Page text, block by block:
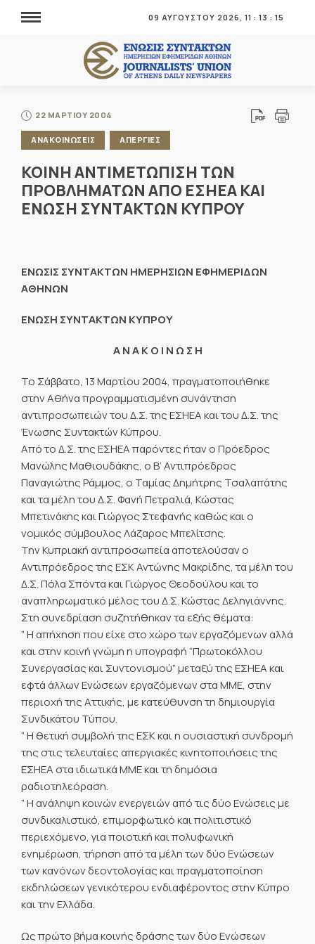
09 ΑΥΓΟΥΣΤΟΥ 2026, 11 : 13 : 15
22 ΜΑΡΤΙΟΥ 2004
ΑΝΑΚΟΙΝΩΣΕΙΣ ΑΠΕΡΓΙΕΣ
ΚΟΙΝΗ ΑΝΤΙΜΕΤΩΠΙΣΗ ΤΩΝ
ΠΡΟΒΛΗΜΑΤΩΝ ΑΠΟ ΕΣΗΕΑ ΚΑΙ
ΕΝΩΣΗ ΣΥΝΤΑΚΤΩΝ ΚΥΠΡΟΥ
ΕΝΩΣΙΣ ΣΥΝΤΑΚΤΩΝ ΗΜΕΡΗΣΙΩΝ ΕΦΗΜΕΡΙΔΩΝ
ΑΘΗΝΩΝ
ΕΝΩΣΗ ΣΥΝΤΑΚΤΩΝ ΚΥΠΡΟΥ
Α Ν Α Κ Ο Ι Ν Ω Σ Η
Το Σάββατο, 13 Μαρτίου 2004, πραγματοποιήθηκε
στην Αθήνα προγραμματισμένη συνάντηση
αντιπροσωπειών του Δ.Σ. της ΕΣΗΕΑ και του Δ.Σ. της
Ένωσης Συντακτών Κύπρου.
Από το Δ.Σ. της ΕΣΗΕΑ παρόντες ήταν ο Πρόεδρος
Μανώλης Μαθιουδάκης, ο Β’ Αντιπρόεδρος
Παναγιώτης Ράμμος, ο Ταμίας Δημήτρης Τσαλαπάτης
και τα μέλη του Δ.Σ. Φανή Πετραλιά, Κώστας
Μπετινάκης και Γιώργος Στεφανής καθώς και ο
νομικός σύμβουλος Λάζαρος Μπελίτσης.
Την Κυπριακή αντιπροσωπεία αποτελούσαν ο
Αντιπρόεδρος της ΕΣΚ Αντώνης Μακρίδης, τα μέλη του
Δ.Σ. Πόλα Σπόντα και Γιώργος Θεοδούλου και το
αναπληρωματικό μέλος του Δ.Σ. Κώστας Δεληγιάννης.
Στη συνεδρίαση συζητήθηκαν τα εξής θέματα:
” Η απήχηση που είχε στο χώρο των εργαζόμενων αλλά
και στην κοινή γνώμη η υπογραφή “Πρωτοκόλλου
Συνεργασίας και Συντονισμού” μεταξύ της ΕΣΗΕΑ και
εφτά άλλων Ενώσεων εργαζόμενων στα ΜΜΕ, στην
περιοχή της Αττικής, με κατεύθυνση τη δημιουργία
Συνδικάτου Τύπου.
” Η θετική συμβολή της ΕΣΚ και η ουσιαστική συνδρομή
της στις τελευταίες απεργιακές κινητοποιήσεις της
ΕΣΗΕΑ στα ιδιωτικά ΜΜΕ και τη δημόσια
ραδιοτηλεόραση.
” Η ανάληψη κοινών ενεργειών από τις δύο Ενώσεις με
συνδικαλιστικό, επιμορφωτικό και πολιτιστικό
περιεχόμενο, για ποιοτική και πολυφωνική
ενημέρωση, τήρηση από τα μέλη των δύο Ενώσεων
των κανόνων δεοντολογίας και πραγματοποίηση
εκδηλώσεων γενικότερου ενδιαφέροντος στην Κύπρο
και την Ελλάδα.
Ως πρώτο βήμα κοινής δράσης των δύο Ενώσεων